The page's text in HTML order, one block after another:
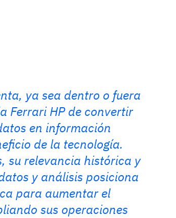
ya sea dentro o fuera
Ferrari HP de convertir
en información
de la tecnología.
su relevancia histórica y
y análisis posiciona
para aumentar el
sus operaciones